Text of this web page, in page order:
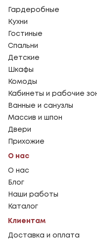
Гардеробные
Кухни
Гостиные
Спальни
Детские
Шкафы
Комоды
Кабинеты и рабочие
Ванные и санузлы
Массив и шпон
Двери
Прихожие
О нас
О нас
Блог
Наши работы
Каталог
Клиентам
Доставка и оплата